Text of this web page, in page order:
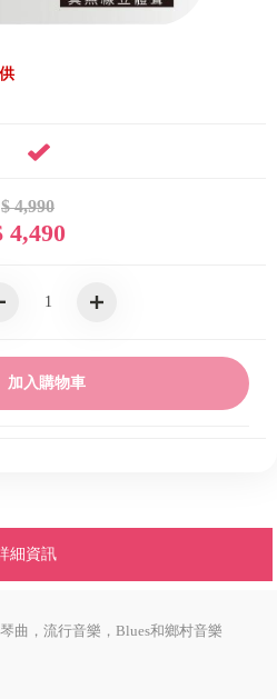
$ 4,990
4,490
加入購物車
細資訊
曲，流行音樂，Blues和鄉村音樂